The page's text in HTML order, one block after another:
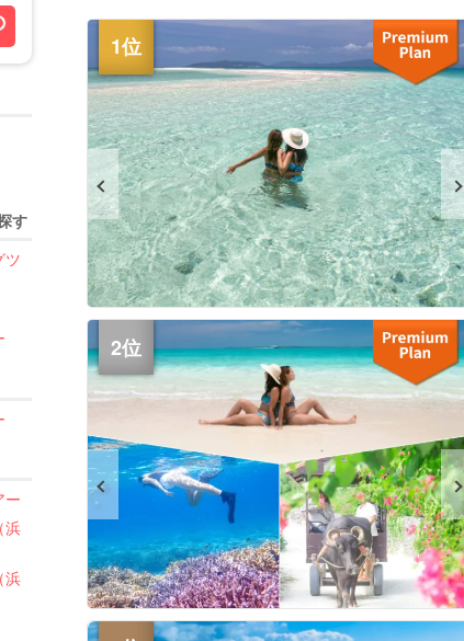
す
ツ
ー
浜
浜